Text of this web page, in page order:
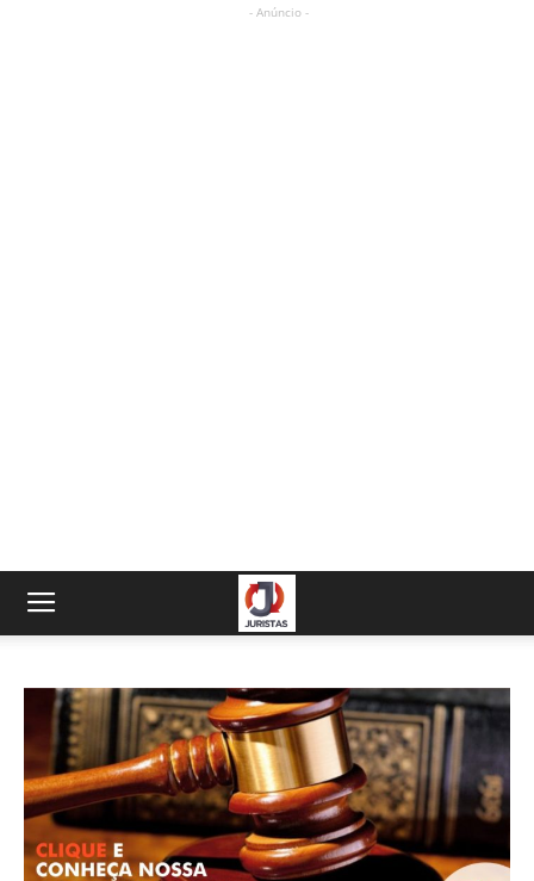
- Anúncio -